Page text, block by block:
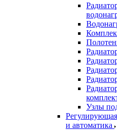
Узлы
и автоматика